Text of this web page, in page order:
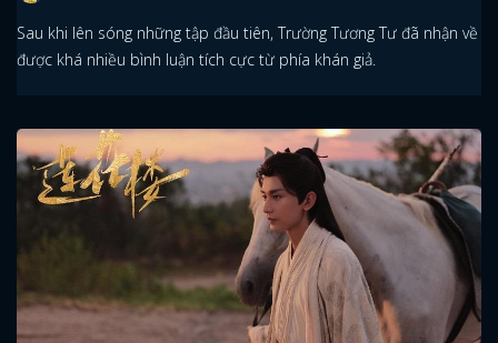
Sau khi lên sóng những tập đầu tiên, Trường Tương Tư đã nhận về
được khá nhiều bình luận tích cực từ phía khán giả.